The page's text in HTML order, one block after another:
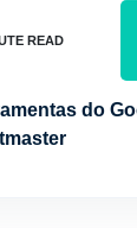
do